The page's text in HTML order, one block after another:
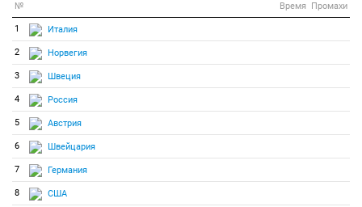
№ Время Промахи
1 Италия
2 Норвегия
3 Швеция
4 Россия
5 Австрия
6 Швейцария
7 Германия
8 США